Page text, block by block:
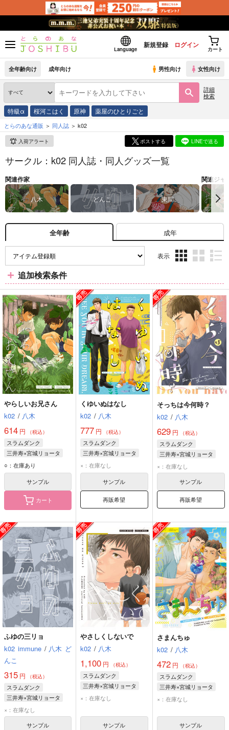
Language
新規登録 ログイン
カート
全年齢向け 成年向け 男性向け 女性向け
詳細
検索
特級α 桜河こはく 原神 薬屋のひとりごと
とらのあな通販 同人誌 k02
入荷アラート ポストする LINEで送る
サークル：k02 同人誌・同人グッズ一覧
関連作家
八木 どんこ 東間
関連ジャ
ス
全年齢 成年
表示
ム
表
示
ム
表
示
ム
表
示
追加検索条件
やらしいお兄さん
k02 / 八木
614 円 （税込）
スラムダンク
三井寿×宮城リョータ
三井寿
宮城リョータ
○：在庫あり
サンプル
カート
くゆいぬはなし
k02 / 八木
777 円 （税込）
スラムダンク
三井寿×宮城リョータ
三井寿
宮城リョータ
×：在庫なし
サンプル
再販希望
そっちは今何時？
k02 / 八木
629円 （税込）
スラムダンク
三井寿×宮城リョータ
三井寿
宮城リョータ
×：在庫なし
サンプル
再販希望
ふゆの三リョ
k02 immune / 八木 ど
んこ
315 円 （税込）
スラムダンク
三井寿×宮城リョータ
三井寿
宮城リョータ
×：在庫なし
サンプル
やさしくしないで
k02 / 八木
1,100 円 （税込）
スラムダンク
三井寿×宮城リョータ
三井寿
宮城リョータ
×：在庫なし
サンプル
さまんちゅ
k02 / 八木
472円 （税込）
スラムダンク
三井寿×宮城リョータ
三井寿
宮城リョータ
×：在庫なし
サンプル